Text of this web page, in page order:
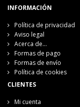
INFORMACIÓN
Política de privacidad
Aviso legal
Acerca de...
Formas de pago
Formas de envío
Política de cookies
CLIENTES
Mi cuenta